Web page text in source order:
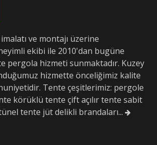
ve montajı üzerine
ekibi ile 2010'dan bugüne
pergola hizmeti sunmaktadır. Kuzey
hizmette önceliğimiz kalite
Tente çeşitlerimiz: pergole
körüklü tente çift açılır tente sabit
tente jüt delikli brandaları...